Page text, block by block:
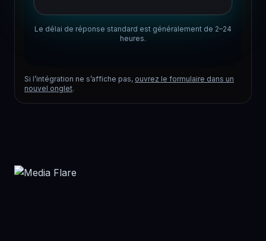
Le délai de réponse standard est généralement de 2–24
heures.
Si l’intégration ne s’affiche pas, ouvrez le formulaire dans un
nouvel onglet.